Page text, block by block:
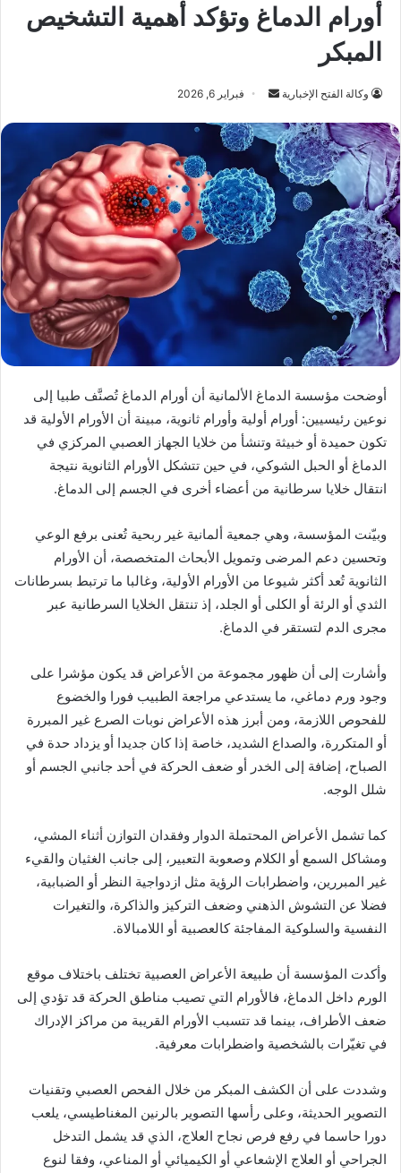
أورام الدماغ وتؤكد أهمية التشخيص
المبكر
وكالة الفتح الإخبارية
أرسل
إلكترونيا
فبراير 6, 2026
أوضحت مؤسسة الدماغ الألمانية أن أورام الدماغ تُصنَّف طبيا إلى
نوعين رئيسيين: أورام أولية وأورام ثانوية، مبينة أن الأورام الأولية قد
تكون حميدة أو خبيثة وتنشأ من خلايا الجهاز العصبي المركزي في
الدماغ أو الحبل الشوكي، في حين تتشكل الأورام الثانوية نتيجة
انتقال خلايا سرطانية من أعضاء أخرى في الجسم إلى الدماغ.
وبيّنت المؤسسة، وهي جمعية ألمانية غير ربحية تُعنى برفع الوعي
وتحسين دعم المرضى وتمويل الأبحاث المتخصصة، أن الأورام
الثانوية تُعد أكثر شيوعا من الأورام الأولية، وغالبا ما ترتبط بسرطانات
الثدي أو الرئة أو الكلى أو الجلد، إذ تنتقل الخلايا السرطانية عبر
مجرى الدم لتستقر في الدماغ.
وأشارت إلى أن ظهور مجموعة من الأعراض قد يكون مؤشرا على
وجود ورم دماغي، ما يستدعي مراجعة الطبيب فورا والخضوع
للفحوص اللازمة، ومن أبرز هذه الأعراض نوبات الصرع غير المبررة
أو المتكررة، والصداع الشديد، خاصة إذا كان جديدا أو يزداد حدة في
الصباح، إضافة إلى الخدر أو ضعف الحركة في أحد جانبي الجسم أو
شلل الوجه.
كما تشمل الأعراض المحتملة الدوار وفقدان التوازن أثناء المشي،
ومشاكل السمع أو الكلام وصعوبة التعبير، إلى جانب الغثيان والقيء
غير المبررين، واضطرابات الرؤية مثل ازدواجية النظر أو الضبابية،
فضلا عن التشوش الذهني وضعف التركيز والذاكرة، والتغيرات
النفسية والسلوكية المفاجئة كالعصبية أو اللامبالاة.
وأكدت المؤسسة أن طبيعة الأعراض العصبية تختلف باختلاف موقع
الورم داخل الدماغ، فالأورام التي تصيب مناطق الحركة قد تؤدي إلى
ضعف الأطراف، بينما قد تتسبب الأورام القريبة من مراكز الإدراك
في تغيّرات بالشخصية واضطرابات معرفية.
وشددت على أن الكشف المبكر من خلال الفحص العصبي وتقنيات
التصوير الحديثة، وعلى رأسها التصوير بالرنين المغناطيسي، يلعب
دورا حاسما في رفع فرص نجاح العلاج، الذي قد يشمل التدخل
الجراحي أو العلاج الإشعاعي أو الكيميائي أو المناعي، وفقا لنوع